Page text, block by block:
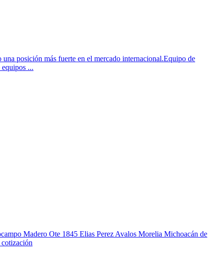
posición más fuerte en el mercado internacional.Equipo de
...
Madero Ote 1845 Elias Perez Avalos Morelia Michoacán de